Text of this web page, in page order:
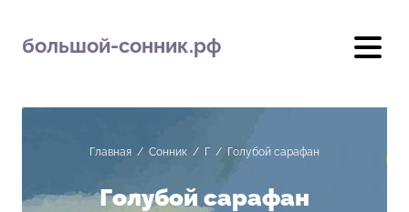
большой-сонник.рф
Главная / Сонник / Г / Голубой сарафан
Голубой сарафан